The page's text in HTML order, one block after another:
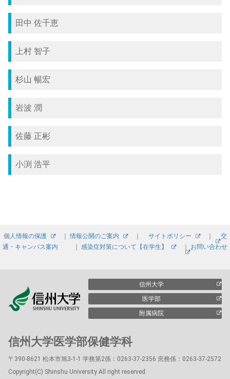
田中 佐千恵
上村 智子
杉山 暢宏
岩波 潤
佐藤 正彬
小渕 浩平
個人情報の保護 ｜情報公開のご案内 ｜ サイトポリシー ｜ 交
通・キャンパス案内
｜ 感染症対策について【在学生】 ｜ お問い合わせ
信州大学
医学部
附属病院
信州大学医学部保健学科
〒390-8621 松本市旭3-1-1 学務第2係：0263-37-2356 庶務係：0263-37-2572
Copyright(C) Shinshu University All right reserved.